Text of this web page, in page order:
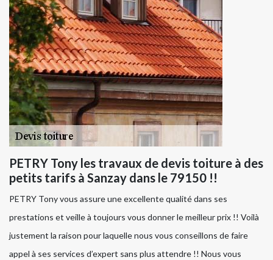
PETRY Tony les travaux de devis toiture à des
petits tarifs à Sanzay dans le 79150 !!
PETRY Tony vous assure une excellente qualité dans ses
prestations et veille à toujours vous donner le meilleur prix !! Voilà
justement la raison pour laquelle nous vous conseillons de faire
appel à ses services d’expert sans plus attendre !! Nous vous